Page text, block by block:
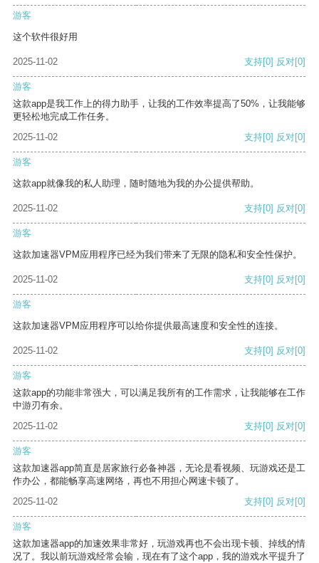
游客
这个软件很好用
2025-11-02 支持[0] 反对[0]
游客
这款app是我工作上的得力助手，让我的工作效率提高了50%，让我能够
更轻松地完成工作任务。
2025-11-02
支持[0] 反对[0]
游客
这款app就像我的私人助理，随时随地为我的办公提供帮助。
2025-11-02 支持[0] 反对[0]
游客
这款加速器VPM应用程序已经为我们带来了无限的隐私和安全性保护。
2025-11-02 支持[0] 反对[0]
游客
这款加速器VPM应用程序可以给你提供最高速度和安全性的连接。
2025-11-02 支持[0] 反对[0]
游客
这款app的功能非常强大，可以满足我所有的工作需求，让我能够在工作
中游刃有余。
2025-11-02
支持[0] 反对[0]
游客
这款加速器app简直是居家旅行必备神器，无论是看视频、玩游戏还是工
作办公，都能畅享高速网络，再也不用担心网速卡顿了。
2025-11-02
支持[0] 反对[0]
游客
这款加速器app的加速效果非常好，玩游戏再也不会出现卡顿、掉线的情
况了。我以前玩游戏经常会输，现在有了这个app，我的游戏水平提升了